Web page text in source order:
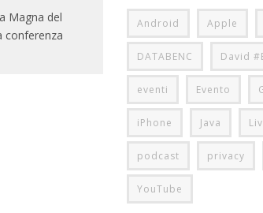
Magna del
conferenza
Android Apple
DATABENC David
eventi Evento
iPhone Java
podcast privacy
YouTube